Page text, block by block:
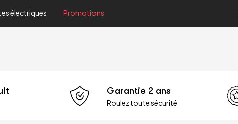
électriques Promotions
Garantie 2 ans
Roulez toute sécurité